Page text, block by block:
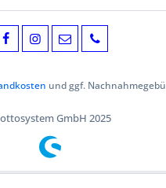
und ggf.
GmbH 2025